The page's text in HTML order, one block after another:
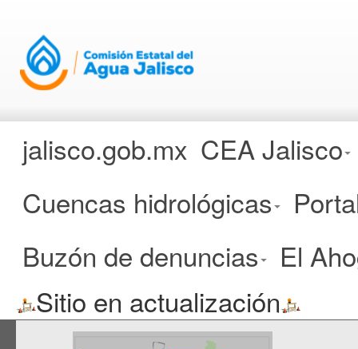
jalisco.gob.mx CEA Jalisco
Cuencas hidrológicas
Buzón de denuncias
El
Sitio en actualización
COMISIÓN ESTATAL
AGUA
CUENCA:
JUCHIPILA
Ubicación en el Estado de